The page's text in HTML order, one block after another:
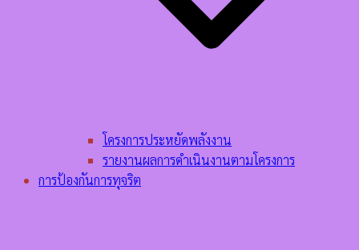
โครงการประหยัดพลังงาน
รายงานผลการดำเนินงานตามโครงการ
การป้องกันการทุจริต